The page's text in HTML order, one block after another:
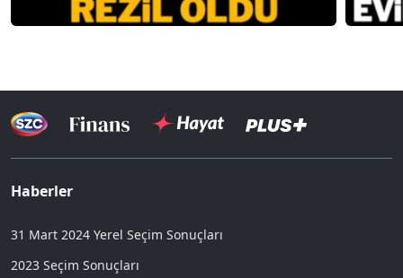
Haberler
31 Mart 2024 Yerel Seçim Sonuçları
2023 Seçim Sonuçları